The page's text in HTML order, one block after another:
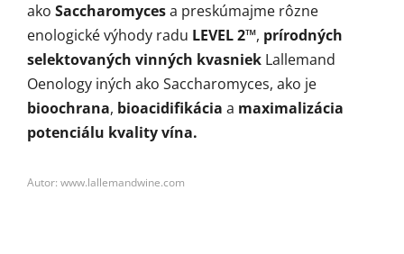
ako Saccharomycesa preskúmajme rôzne
enologické výhody radu LEVEL 2™, prírodných
selektovaných vinných kvasniek Lallemand
Oenology iných ako Saccharomyces, ako je
bioochrana, bioacidifikácia a maximalizácia
potenciálu kvality vína.
Autor: www.lallemandwine.com